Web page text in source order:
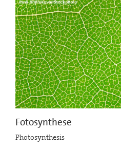
Fotosynthese
Photosynthesis